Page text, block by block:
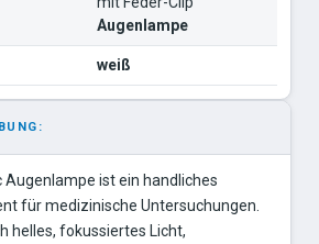
Augenlampe
weiß
Augenlampe ist ein handliches
für medizinische Untersuchungen.
helles, fokussiertes Licht,